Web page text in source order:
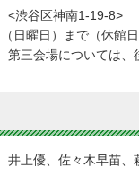
<渋谷区神南1-19-8>
日曜日）まで（休
三会場については、
井上優、佐々木早苗